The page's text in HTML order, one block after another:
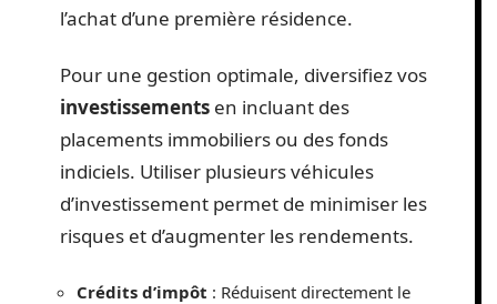
l’achat d’une première résidence.
Pour une gestion optimale, diversifiez vos
investissements en incluant des
placements immobiliers ou des fonds
indiciels. Utiliser plusieurs véhicules
d’investissement permet de minimiser les
risques et d’augmenter les rendements.
Crédits d’impôt : Réduisent directement le